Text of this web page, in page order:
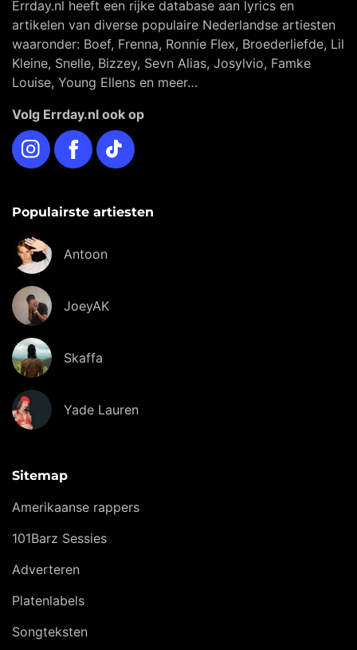
Errday.nl heeft een rijke database aan lyrics en
artikelen van diverse populaire Nederlandse artiesten
waaronder: Boef, Frenna, Ronnie Flex, Broederliefde, Lil
Kleine, Snelle, Bizzey, Sevn Alias, Josylvio, Famke
Louise, Young Ellens en meer…
Volg Errday.nl ook op
InstagramFacebookTikTok
Populairste artiesten
Antoon
JoeyAK
Skaffa
Yade Lauren
Sitemap
Amerikaanse rappers
101Barz Sessies
Adverteren
Platenlabels
Songteksten